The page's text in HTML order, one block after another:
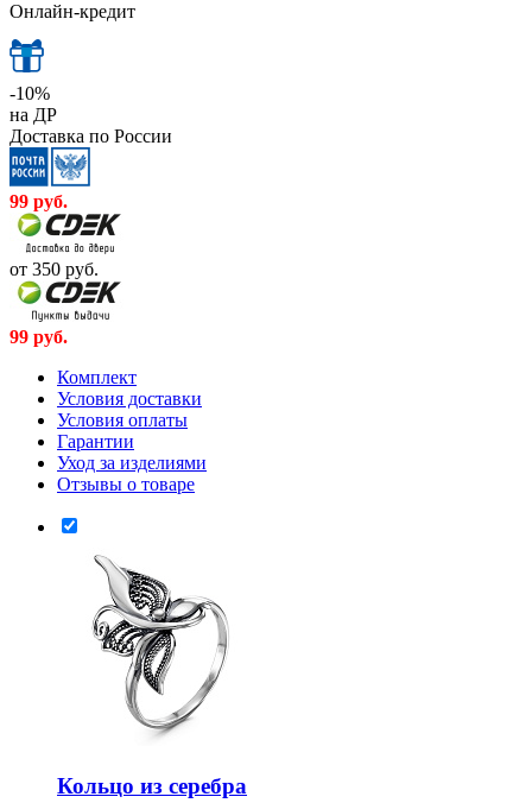
Онлайн-кредит
-10%
на ДР
Доставка по России
99 руб.
от 350 руб.
99 руб.
Комплект
Условия доставки
Условия оплаты
Гарантии
Уход за изделиями
Отзывы о товаре
Кольцо из серебра